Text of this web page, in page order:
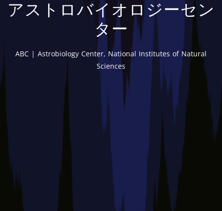
アストロバイオロジーセン
ター
ABC | Astrobiology Center, National Institutes of Natural
Sciences